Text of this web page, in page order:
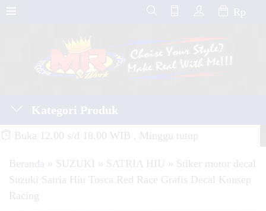
Rp
Kategori Produk
Buka 12.00 s/d 18.00 WIB , Minggu tutup
Beranda » SUZUKI » SATRIA HIU » Stiker motor decal
Suzuki Satria Hiu Tosca Red Race Grafis Decal Konsep
Racing